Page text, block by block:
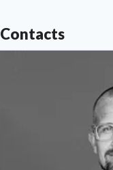
Contacts